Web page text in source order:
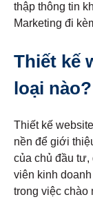
thập thông tin
Marketing đi
Thiết kế
loại nào?
Thiết kế
nền để giới
của chủ đầu
viên kinh
trong việc chào